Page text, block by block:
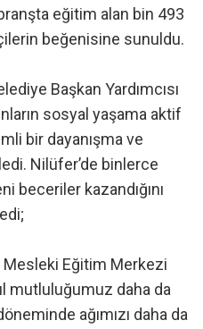
eğitim alan bin 493
beğenisine sunuldu.
Başkan Yardımcısı
sosyal yaşama aktif
bir dayanışma ve
Nilüfer’de binlerce
beceriler kazandığını
Eğitim Merkezi
mutluluğumuz daha da
ağımızı daha da